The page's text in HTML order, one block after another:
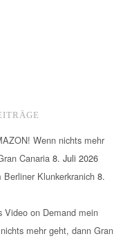
Wenn nichts mehr
Canaria 8. Juli 2026
Berliner Klunkerkranich 8.
Video on Demand mein
mehr geht, dann Gran